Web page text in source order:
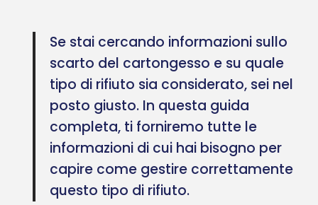
Se stai cercando informazioni sullo
scarto del cartongesso e su quale
tipo di rifiuto sia considerato, sei nel
posto giusto. In questa guida
completa, ti forniremo tutte le
informazioni di cui hai bisogno per
capire come gestire correttamente
questo tipo di rifiuto.